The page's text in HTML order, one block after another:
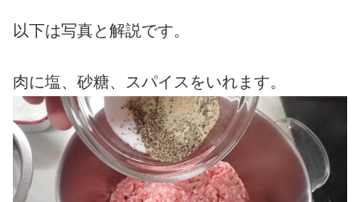
以下は写真と解説です。
肉に塩、砂糖、スパイスをいれます。